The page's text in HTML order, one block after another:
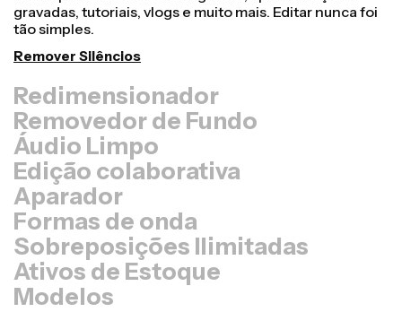
para o tamanho certo em qualquer outra plataforma,
seja para TikTok, Youtube, Instagram, Twitter, Linkedin
ou qualquer outro lugar.
Removedor de Fundo
Áudio Limpo
Edição colaborativa
Aparador
Formas de onda
Sobreposições Ilimitadas
Ativos de Estoque
Modelos